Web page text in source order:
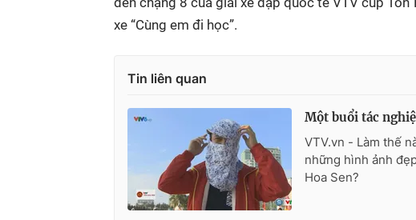
xe “Cùng em đi học”.
Tin liên quan
Một buổi tác
VTV.vn - Làm thế
những hình ảnh
Hoa Sen?